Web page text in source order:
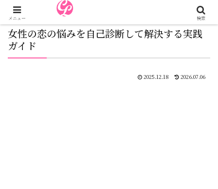
女性の恋の悩みを自己診断して解決する実践
ガイド
2025.12.18 2026.07.06
メニュー 検索